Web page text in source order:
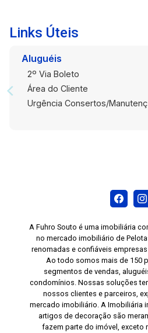
Links Úteis
Aluguéis
2º Via Boleto
Área do Cliente
Urgência Consertos/
A Fuhro Souto é uma imobiliária
no mercado imobiliário de
renomadas e confiáveis
Ao todo somos mais de 150
segmentos de vendas,
condomínios. Nossas soluções
nossos clientes e parceiros,
mercado imobiliário. A Imobiliária
artigos de decoração são
fazem parte do imóvel, exceto